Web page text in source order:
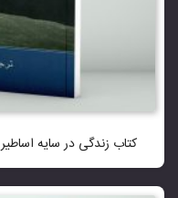
کتاب زندگی در سایه اساطیر